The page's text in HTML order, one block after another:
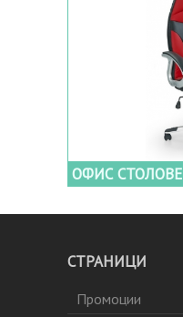
ОФИС СТОЛОВЕ
СТРАНИЦИ
Промоции